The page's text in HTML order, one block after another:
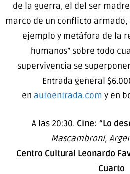
de la guerra, el del ser
marco de un conflicto
ejemplo y metáfora de la
humanos” sobre todo
supervivencia se
Entrada general
en autoentrada.com y en
A las 20:30. Cine: “Lo
Mascambroni,
Centro Cultural Leonardo
Cuarto